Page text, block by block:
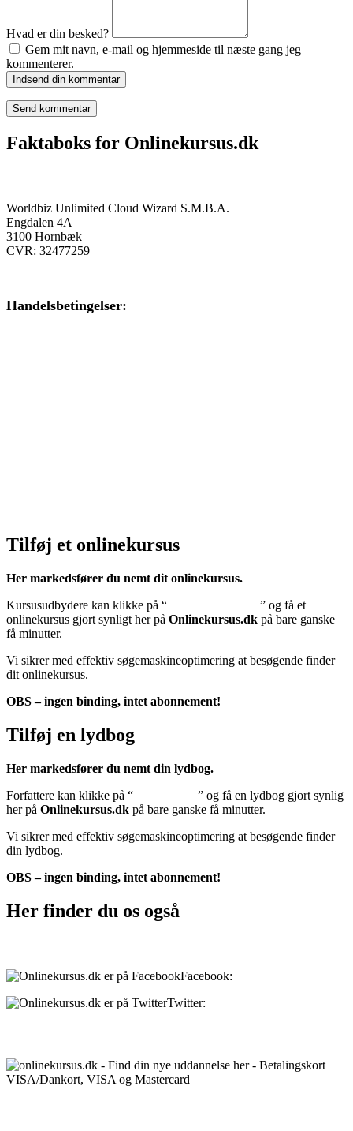
Hvad er din besked?
Gem mit navn, e-mail og hjemmeside til næste gang jeg
kommenterer.
Indsend din kommentar
Faktaboks for Onlinekursus.dk
Worldbiz Unlimited Cloud Wizard S.M.B.A.
Engdalen 4A
3100 Hornbæk
CVR: 32477259
Handelsbetingelser:
Tilføj et onlinekursus
Her markedsfører du nemt dit onlinekursus.
Kursusudbydere kan klikke på “
” og få et
onlinekursus gjort synligt her på Onlinekursus.dk på bare ganske
få minutter.
Vi sikrer med effektiv søgemaskineoptimering at besøgende finder
dit onlinekursus.
OBS – ingen binding, intet abonnement!
Tilføj en lydbog
Her markedsfører du nemt din lydbog.
Forfattere kan klikke på “
” og få en lydbog gjort synlig
her på Onlinekursus.dk på bare ganske få minutter.
Vi sikrer med effektiv søgemaskineoptimering at besøgende finder
din lydbog.
OBS – ingen binding, intet abonnement!
Her finder du os også
Facebook:
Twitter: